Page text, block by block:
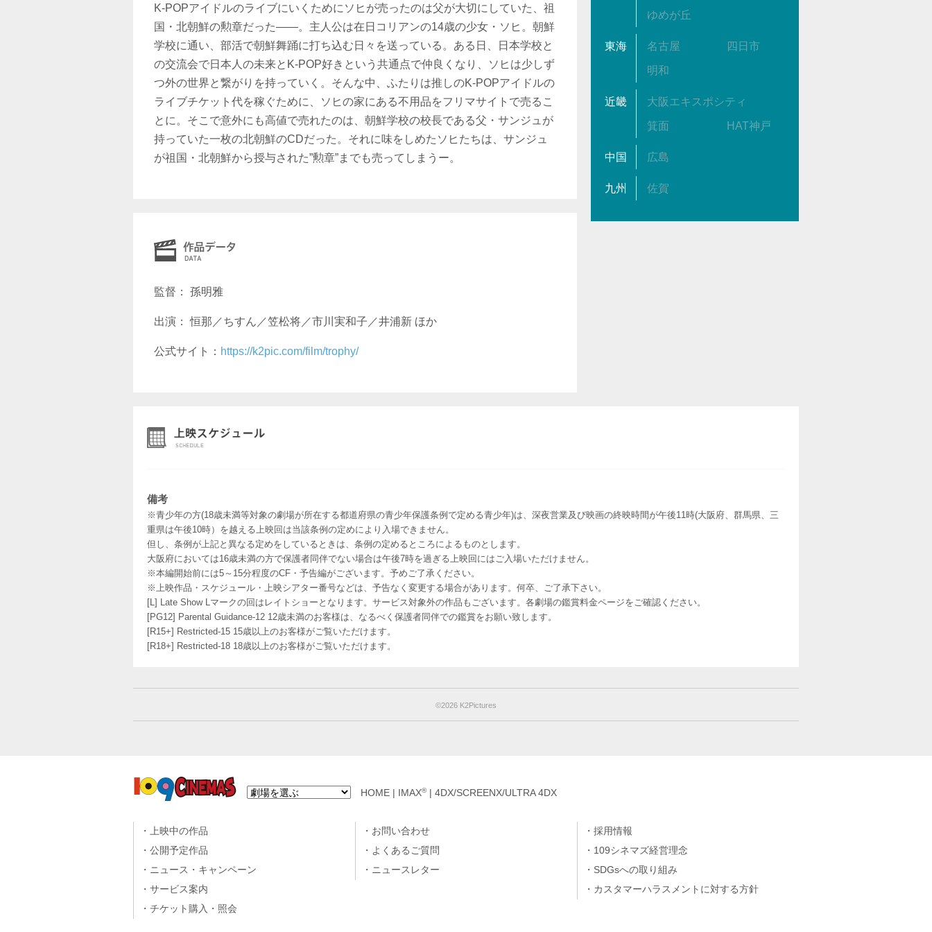
K-POPアイドルのライブにいくためにソヒが売ったのは父が大切にしていた、祖
国・北朝鮮の勲章だった——。主人公は在日コリアンの14歳の少女・ソヒ。朝鮮
学校に通い、部活で朝鮮舞踊に打ち込む日々を送っている。ある日、日本学校と
の交流会で日本人の未来とK-POP好きという共通点で仲良くなり、ソヒは少しず
つ外の世界と繋がりを持っていく。そんな中、ふたりは推しのK-POPアイドルの
ライブチケット代を稼ぐために、ソヒの家にある不用品をフリマサイトで売るこ
とに。そこで意外にも高値で売れたのは、朝鮮学校の校長である父・サンジュが
持っていた一枚の北朝鮮のCDだった。それに味をしめたソヒたちは、サンジュ
が祖国・北朝鮮から授与された”勲章”までも売ってしまうー。
監督： 孫明雅
出演： 恒那／ちすん／笠松将／市川実和子／井浦新 ほか
公式サイト： https://k2pic.com/film/trophy/
ゆめが丘
東海 名古屋 四日市
明和
近畿 大阪エキスポシティ
箕面 HAT神戸
中国 広島
九州 佐賀
備考
※青少年の方(18歳未満等対象の劇場が所在する都道府県の青少年保護条例で定める青少年)は、深夜営業及び映画の終映時間が午後11時(大阪府、群馬県、三
重県は午後10時）を越える上映回は当該条例の定めにより入場できません。
但し、条例が上記と異なる定めをしているときは、条例の定めるところによるものとします。
大阪府においては16歳未満の方で保護者同伴でない場合は午後7時を過ぎる上映回にはご入場いただけません。
※本編開始前には5～15分程度のCF・予告編がございます。予めご了承ください。
※上映作品・スケジュール・上映シアター番号などは、予告なく変更する場合があります。何卒、ご了承下さい。
[L] Late Show Lマークの回はレイトショーとなります。サービス対象外の作品もございます。各劇場の鑑賞料金ページをご確認ください。
[PG12] Parental Guidance-12 12歳未満のお客様は、なるべく保護者同伴での鑑賞をお願い致します。
[R15+] Restricted-15 15歳以上のお客様がご覧いただけます。
[R18+] Restricted-18 18歳以上のお客様がご覧いただけます。
©︎2026 K2Pictures
HOME IMAX®| 4DX/SCREENX/ULTRA 4DX
上映中の作品
公開予定作品
ニュース・キャンペーン
サービス案内
チケット購入・照会
お問い合わせ
よくあるご質問
ニュースレター
採用情報
109シネマズ経営理念
SDGsへの取り組み
カスタマーハラスメントに対する方針